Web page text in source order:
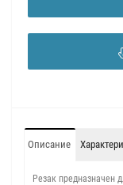
Описание
Резак предназначен